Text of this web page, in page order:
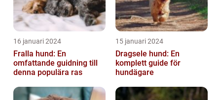
16 januari 2024
Fralla hund: En
omfattande guidning till
denna populära ras
15 januari 2024
Dragsele hund: En
komplett guide för
hundägare